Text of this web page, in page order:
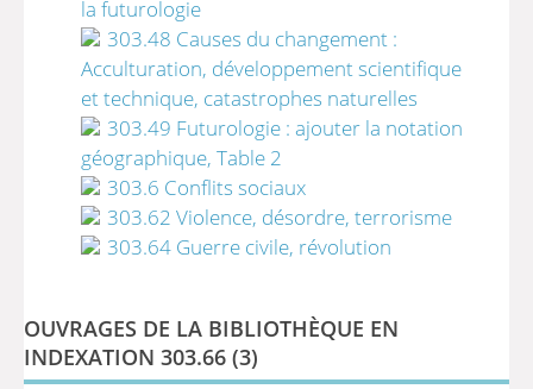
la futurologie
303.48 Causes du changement :
Acculturation, développement scientifique
et technique, catastrophes naturelles
303.49 Futurologie : ajouter la notation
géographique, Table 2
303.6 Conflits sociaux
303.62 Violence, désordre, terrorisme
303.64 Guerre civile, révolution
OUVRAGES DE LA BIBLIOTHÈQUE EN
INDEXATION 303.66 (3)